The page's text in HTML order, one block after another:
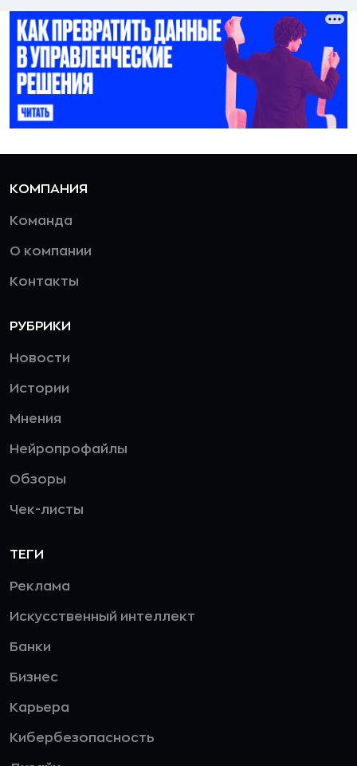
КОМПАНИЯ
Команда
О компании
Контакты
РУБРИКИ
Новости
Истории
Мнения
Нейропрофайлы
Обзоры
Чек-листы
ТЕГИ
Реклама
Искусственный интеллект
Банки
Бизнес
Карьера
Кибербезопасность